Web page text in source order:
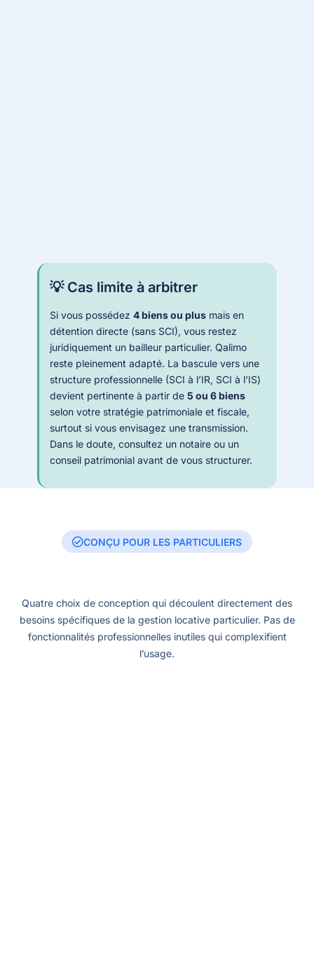
💡 Cas limite à arbitrer
Si vous possédez 4 biens ou plusmais en
détention directe (sans SCI), vous restez
juridiquement un bailleur particulier. Qalimo
reste pleinement adapté. La bascule vers une
structure professionnelle (SCI à l’IR, SCI à l’IS)
devient pertinente à partir de 5 ou 6 biens
selon votre stratégie patrimoniale et fiscale,
surtout si vous envisagez une transmission.
Dans le doute, consultez un notaire ou un
conseil patrimonial avant de vous structurer.
CONÇU POUR LES PARTICULIERS
Quatre choix de conception qui découlent directement des
besoins spécifiques de la gestion locative particulier. Pas de
fonctionnalités professionnelles inutiles qui complexifient
l’usage.